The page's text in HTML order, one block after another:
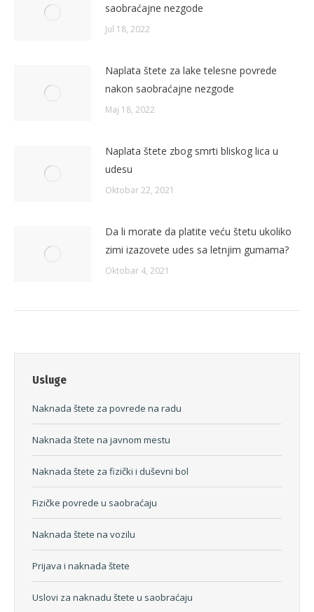
saobraćajne nezgode
Jul 18, 2022
Naplata štete za lake telesne povrede
nakon saobraćajne nezgode
Maj 18, 2022
Naplata štete zbog smrti bliskog lica u
udesu
Oktobar 22, 2021
Da li morate da platite veću štetu ukoliko
zimi izazovete udes sa letnjim gumama?
Oktobar 4, 2021
Usluge
Naknada štete za povrede na radu
Naknada štete na javnom mestu
Naknada štete za fizički i duševni bol
Fizičke povrede u saobraćaju
Naknada štete na vozilu
Prijava i naknada štete
Uslovi za naknadu štete u saobraćaju